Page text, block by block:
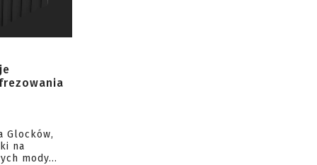
Glocków,
na
mody...